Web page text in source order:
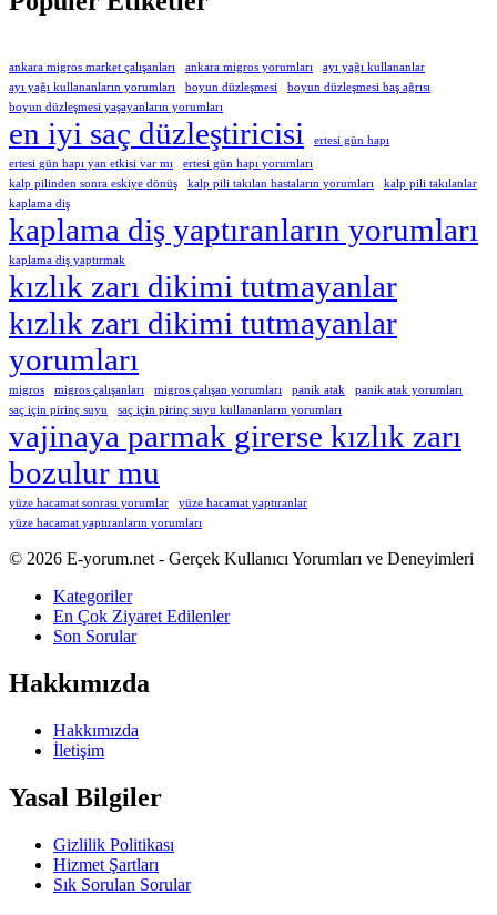
ankara migros market çalışanları ankara migros yorumları
ayı yağı kullananlar
ayı yağı kullananların yorumları
boyun düzleşmesi
boyun düzleşmesi baş ağrısı
boyun düzleşmesi yaşayanların yorumları
en iyi saç düzleştiricisi
ertesi gün hapı
ertesi gün hapı yan etkisi var mı
ertesi gün hapı yorumları
kalp pilinden sonra eskiye dönüş
kalp pili takılan hastaların yorumları
kalp pili takılanlar
kaplama diş
kaplama diş yaptıranların yorumları
kaplama diş yaptırmak
kızlık zarı dikimi tutmayanlar
kızlık zarı dikimi tutmayanlar
yorumları
migros migros çalışanları migros çalışan yorumları panik atak
panik atak yorumları
saç için pirinç suyu
saç için pirinç suyu kullananların yorumları
vajinaya parmak girerse kızlık zarı
bozulur mu
yüze hacamat sonrası yorumlar
yüze hacamat yaptıranlar
yüze hacamat yaptıranların yorumları
Footer
Hakkında
© 2026 E-yorum.net - Gerçek Kullanıcı Yorumları ve Deneyimleri
Kategoriler
En Çok Ziyaret Edilenler
Son Sorular
Hakkımızda
Hakkımızda
İletişim
Yasal Bilgiler
Gizlilik Politikası
Hizmet Şartları
Sık Sorulan Sorular